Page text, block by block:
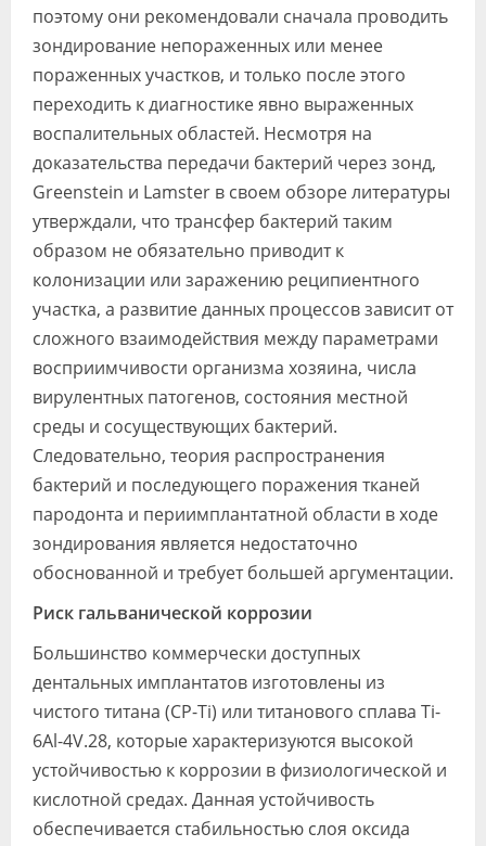
поэтому они рекомендовали сначала проводить
зондирование непораженных или менее
пораженных участков, и только после этого
переходить к диагностике явно выраженных
воспалительных областей. Несмотря на
доказательства передачи бактерий через зонд,
Greenstein и Lamster в своем обзоре литературы
утверждали, что трансфер бактерий таким
образом не обязательно приводит к
колонизации или заражению реципиентного
участка, а развитие данных процессов зависит от
сложного взаимодействия между параметрами
восприимчивости организма хозяина, числа
вирулентных патогенов, состояния местной
среды и сосуществующих бактерий.
Следовательно, теория распространения
бактерий и последующего поражения тканей
пародонта и периимплантатной области в ходе
зондирования является недостаточно
обоснованной и требует большей аргументации.
Риск гальванической коррозии
Большинство коммерчески доступных
дентальных имплантатов изготовлены из
чистого титана (CP-Ti) или титанового сплава Ti-
6Al-4V.28, которые характеризуются высокой
устойчивостью к коррозии в физиологической и
кислотной средах. Данная устойчивость
обеспечивается стабильностью слоя оксида